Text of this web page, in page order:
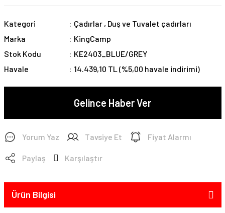
Kategori Çadırlar , Duş ve Tuvalet çadırları
Marka
KingCamp
Stok Kodu
KE2403_BLUE/GREY
Havale
14.439,10 TL (%5,00 havale indirimi)
Gelince Haber Ver
Yorum Yaz Tavsiye Et Fiyat Alarmı
Paylaş Karşılaştır
Ürün Bilgisi